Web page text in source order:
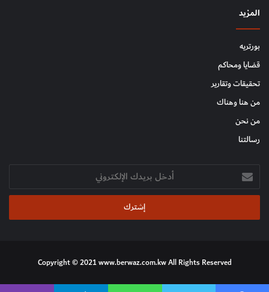
المزيد
بورتريه
قضايا ومحاكم
تحقيقات وتقارير
من هنا وهناك
من نحن
رسالتنا
أدخل
بريدك
الإلكتروني
Copyright © 2021 www.berwaz.com.kw All Rights Reserved